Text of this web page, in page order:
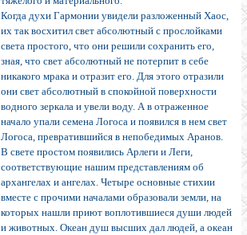
Когда духи Гармонии увидели разложенный Хаос,
их так восхитил свет абсолютный с прослойками
света простого, что они решили сохранить его,
зная, что свет абсолютный не потерпит в себе
никакого мрака и отразит его. Для этого отразили
они свет абсолютный в спокойной поверхности
водного зеркала и увели воду. А в отраженное
начало упали семена Логоса и появился в нем свет
Логоса, превратившийся в непобедимых Аранов.
В свете простом появились Арлеги и Леги,
соответствующие нашим представлениям об
архангелах и ангелах. Четыре основные стихии
вместе с прочими началами образовали земли, на
которых нашли приют воплотившиеся души людей
и животных. Океан душ высших дал людей, а океан